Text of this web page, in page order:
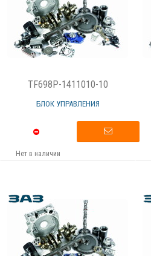
TF698P-1411010-10
БЛОК УПРАВЛЕНИЯ
Нет в наличии